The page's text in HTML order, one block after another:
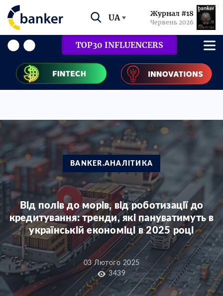
UA Журнал #18
Червень 2026
TOP30 INFLUENCERS
BANKER.АНАЛІТИКА
Від полів до морів, від роботизації до
кредитування: тренди, які пануватимуть в
українській економіці в 2025 році
03 Лютого 2025
3439